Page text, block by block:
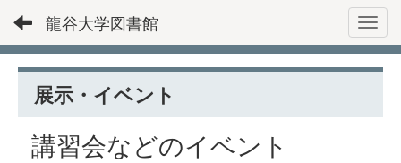
龍谷大学図書館
展示・イベント
講習会などのイベント